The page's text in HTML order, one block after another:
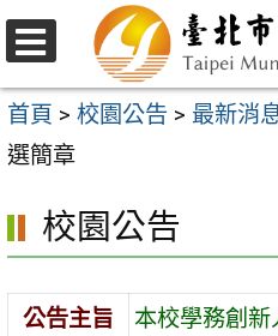
跳
至
主
要
容
區
選
單
首頁 > 校園公告 > 最新消
選簡章
校園公告
公告主旨
本校學務創